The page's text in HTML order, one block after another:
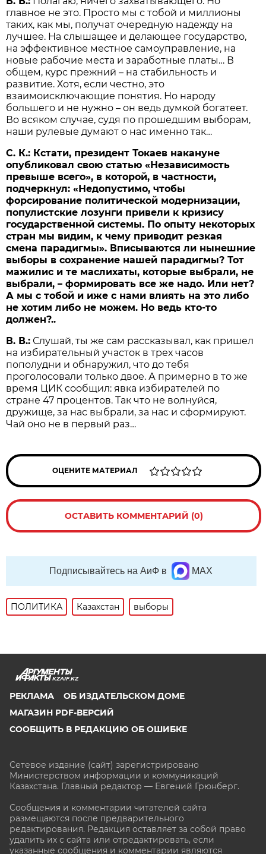
главное не это. Просто мы с тобой и миллионы
таких, как мы, получат очередную надежду на
лучшее. На слышащее и делающее государство,
на эффективное местное самоуправление, на
новые рабочие места и заработные платы… В
общем, курс прежний – на стабильность и
развитие. Хотя, если честно, это
взаимоисключающие понятия. Но народу
большего и не нужно – он ведь думкой богатеет.
Во всяком случае, судя по прошедшим выборам,
наши рулевые думают о нас именно так…
С. К.: Кстати, президент Токаев накануне
опубликовал свою статью «Независимость
превыше всего», в которой, в частности,
подчеркнул: «Недопустимо, чтобы
форсирование политической модернизации,
популистские лозунги привели к кризису
государственной системы. По опыту некоторых
стран мы видим, к чему приводит резкая
смена парадигмы». Вписываются ли нынешние
выборы в сохранение нашей парадигмы? Тот
мажилис и те маслихаты, которые выбрали, не
выбрали, – формировать все же надо. Или нет?
А мы с тобой и иже с нами влиять на это либо
не хотим либо не можем. Но ведь кто-то
должен?..
В. В.: Слушай, ты же сам рассказывал, как пришел
на избирательный участок в трех часов
пополудни и обнаружил, что до тебя
проголосовали только двое. А примерно в то же
время ЦИК сообщил: явка избирателей по
стране 47 процентов. Так что не волнуйся,
дружище, за нас выбрали, за нас и сформируют.
Чай оно не в первый раз…
ОЦЕНИТЕ МАТЕРИАЛ
ОСТАВИТЬ КОММЕНТАРИЙ (0)
Подписывайтесь на АиФ в MAX
ПОЛИТИКА Казахстан выборы
KZAIF.KZ
РЕКЛАМА
ОБ ИЗДАТЕЛЬСКОМ ДОМЕ
МАГАЗИН PDF-ВЕРСИЙ
СООБЩИТЬ В РЕДАКЦИЮ ОБ ОШИБКЕ
Сетевое издание (сайт) зарегистрировано
Министерством информации и коммуникаций
Казахстана. Главный редактор — Евгений Грюнберг.
Сообщения и комментарии читателей сайта
размещаются после предварительного
редактирования. Редакция оставляет за собой право
удалить их с сайта или отредактировать, если
указанные сообщения и комментарии являются